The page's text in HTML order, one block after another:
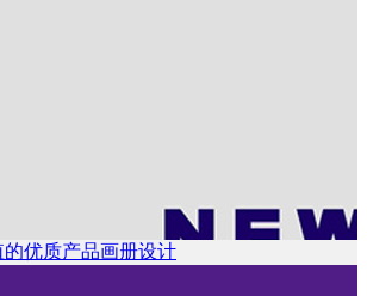
优质产品画册设计